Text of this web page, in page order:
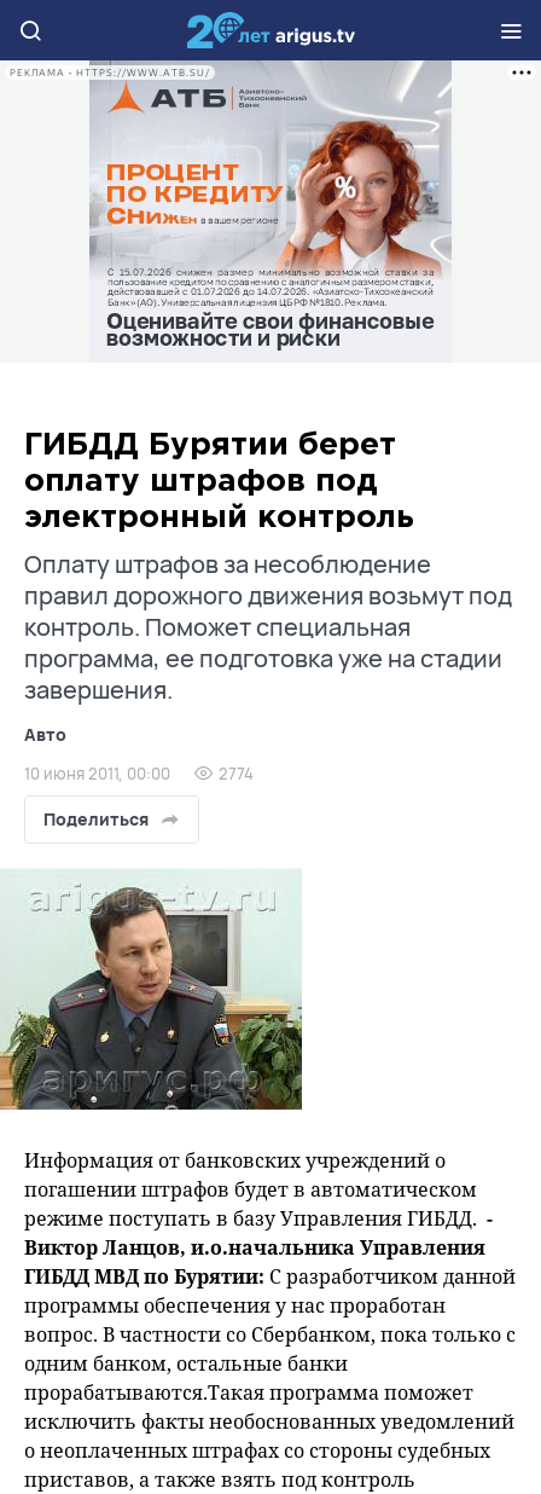
РЕКЛАМА • HTTPS://WWW.ATB.SU/
ГИБДД Бурятии берет
оплату штрафов под
электронный контроль
Оплату штрафов за несоблюдение
правил дорожного движения возьмут под
контроль. Поможет специальная
программа, ее подготовка уже на стадии
завершения.
Авто
10 июня 2011, 00:00 2774
Поделиться
Информация от банковских учреждений о
погашении штрафов будет в автоматическом
режиме поступать в базу Управления ГИБДД. -
Виктор Ланцов, и.о.начальника Управления
ГИБДД МВД по Бурятии: С разработчиком данной
программы обеспечения у нас проработан
вопрос. В частности со Сбербанком, пока только с
одним банком, остальные банки
прорабатываются.Такая программа поможет
исключить факты необоснованных уведомлений
о неоплаченных штрафах со стороны судебных
приставов, а также взять под контроль